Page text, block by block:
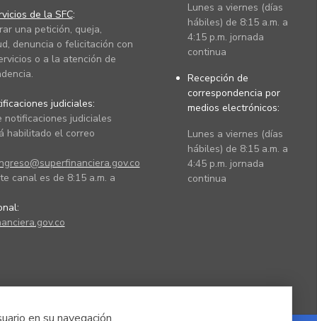
de la SFC:
una petición, queja,
denuncia o felicitación con
o a la atención de
judiciales:
notificaciones judiciales
habilitado el correo
canal es de 8:15 a.m. a
Lunes a viernes (días
hábiles) de 8:15 a.m. a
4:15 p.m. jornada
continua
Recepción de
correspondencia por
medios electrónicos:
Lunes a viernes (días
hábiles) de 8:15 a.m. a
4:45 p.m. jornada
continua